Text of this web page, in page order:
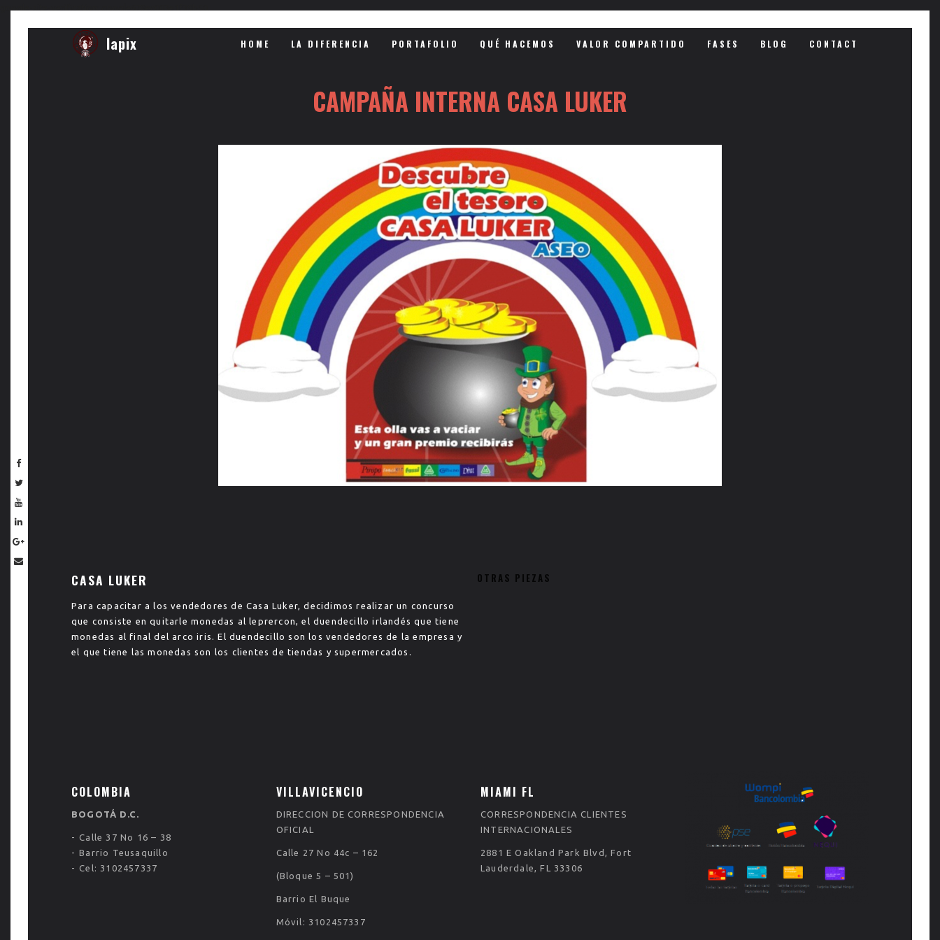
HOME LA DIFERENCIA PORTAFOLIO QUÉ HACEMOS VALOR COMPARTIDO FASES BLOG CONTACT
lapix
CAMPAÑA INTERNA CASA LUKER
CASA LUKER
Para capacitar a los vendedores de Casa Luker, decidimos realizar un concurso
que consiste en quitarle monedas al leprercon, el duendecillo irlandés que tiene
monedas al final del arco iris. El duendecillo son los vendedores de la empresa y
el que tiene las monedas son los clientes de tiendas y supermercados.
OTRAS PIEZAS
COLOMBIA
BOGOTÁ D.C.
Calle 37 No 16 – 38
Barrio Teusaquillo
Cel: 3102457337
VILLAVICENCIO
DIRECCION DE CORRESPONDENCIA
OFICIAL
Calle 27 No 44c – 162
(Bloque 5 – 501)
Barrio El Buque
Móvil: 3102457337
MIAMI FL
CORRESPONDENCIA CLIENTES
INTERNACIONALES
2881 E Oakland Park Blvd, Fort
Lauderdale, FL 33306